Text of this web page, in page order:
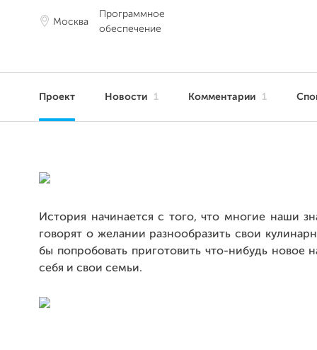
Москва
Программное
обеспечение
Проект Новости 1 Комментарии 1
История начинается с того, что многие наши
говорят о желании разнообразить свои
бы попробовать приготовить что-нибудь новое
себя и свои семьи.